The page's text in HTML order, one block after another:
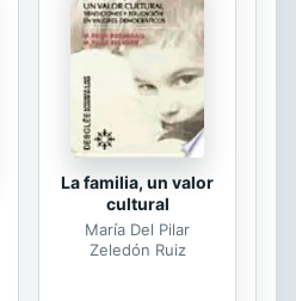
La familia, un valor
cultural
María Del Pilar
Zeledón Ruiz